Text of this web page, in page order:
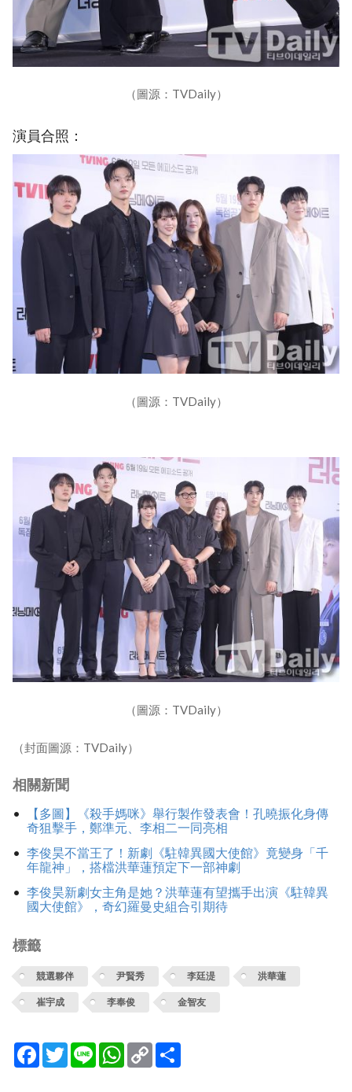
（圖源：TVDaily）
演員合照：
（圖源：TVDaily）
（圖源：TVDaily）
（封面圖源：TVDaily）
相關新聞
【多圖】《殺手媽咪》舉行製作發表會！孔曉振化身傳
奇狙擊手，鄭準元、李相二一同亮相
李俊昊不當王了！新劇《駐韓異國大使館》竟變身「千
年龍神」，搭檔洪華蓮預定下一部神劇
李俊昊新劇女主角是她？洪華蓮有望攜手出演《駐韓異
國大使館》，奇幻羅曼史組合引期待
標籤
競選夥伴 尹賢秀 李廷湜 洪華蓮
崔宇成 李奉俊 金智友
Facebook
TwitterLine WhatsApp
Copy
Link